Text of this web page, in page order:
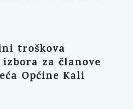
troškova
za članove
Općine Kali